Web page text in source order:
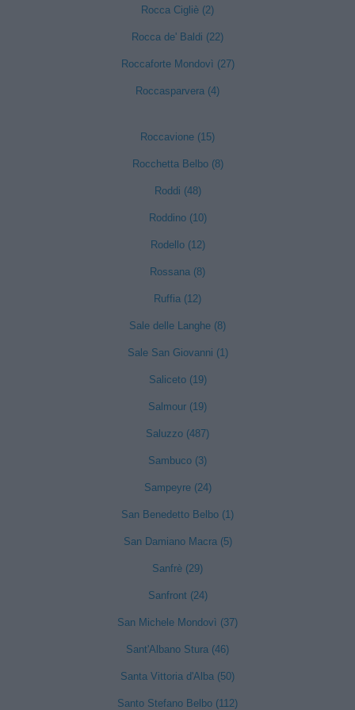
Rocca Cigliè (2)
Rocca de' Baldi (22)
Roccaforte Mondovì (27)
Roccasparvera (4)
Roccavione (15)
Rocchetta Belbo (8)
Roddi (48)
Roddino (10)
Rodello (12)
Rossana (8)
Ruffia (12)
Sale delle Langhe (8)
Sale San Giovanni (1)
Saliceto (19)
Salmour (19)
Saluzzo (487)
Sambuco (3)
Sampeyre (24)
San Benedetto Belbo (1)
San Damiano Macra (5)
Sanfrè (29)
Sanfront (24)
San Michele Mondovì (37)
Sant'Albano Stura (46)
Santa Vittoria d'Alba (50)
Santo Stefano Belbo (112)